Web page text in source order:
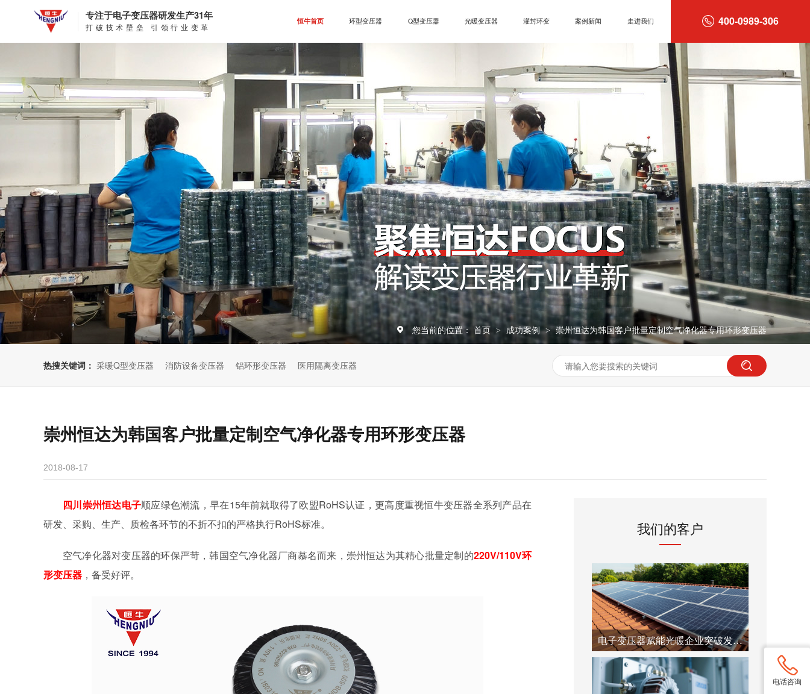
400-0989-306
专注于电子变压器研发生产31年
打破技术壁垒 引领行业变革
恒牛首页 环型变压器 Q型变压器 光暖变压器 灌封环变 案例新闻 走进我们
您当前的位置： 首页 > 成功案例 > 崇州恒达为韩国客户批量定制空气净化器专用环形变压器
热搜关键词： 采暖Q型变压器 消防设备变压器 铝环形变压器 医用隔离变压器
崇州恒达为韩国客户批量定制空气净化器专用环形变压器
2018-08-17
四川崇州恒达电子顺应绿色潮流，早在15年前就取得了欧盟RoHS认证，更高度重视恒牛变压器全系列产品在
研发、采购、生产、质检各环节的不折不扣的严格执行RoHS标准。
空气净化器对变压器的环保严苛，韩国空气净化器厂商慕名而来，崇州恒达为其精心批量定制的220V/110V环
形变压器 ，备受好评。
我们的客户
电子变压器赋能光暖企业突破发展瓶颈
电话咨询